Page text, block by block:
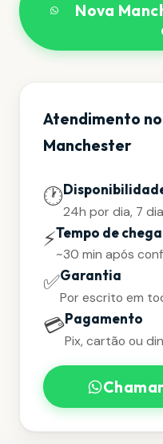
Nova
Atendimento
Manchester
🕐
24h por dia, 7
⚡Tempo de
~30 min após
✅Garantia
Por escrito em
💳Pagamento
Pix, cartão ou